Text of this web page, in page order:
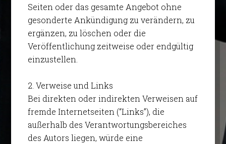
Seiten oder das gesamte Angebot ohne
gesonderte Ankündigung zu verändern, zu
ergänzen, zu löschen oder die
Veröffentlichung zeitweise oder endgültig
einzustellen.
2. Verweise und Links
Bei direkten oder indirekten Verweisen auf
fremde Internetseiten (“Links”), die
außerhalb des Verantwortungsbereiches
des Autors liegen, würde eine